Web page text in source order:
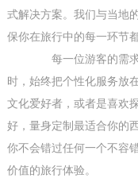
式解决方案。我们与当地
保你在旅行中的每一环节
每一位游客的需求
时，始终把个性化服务放
文化爱好者，或者是喜欢
好，量身定制最适合你的
你不会错过任何一个不容
价值的旅行体验。